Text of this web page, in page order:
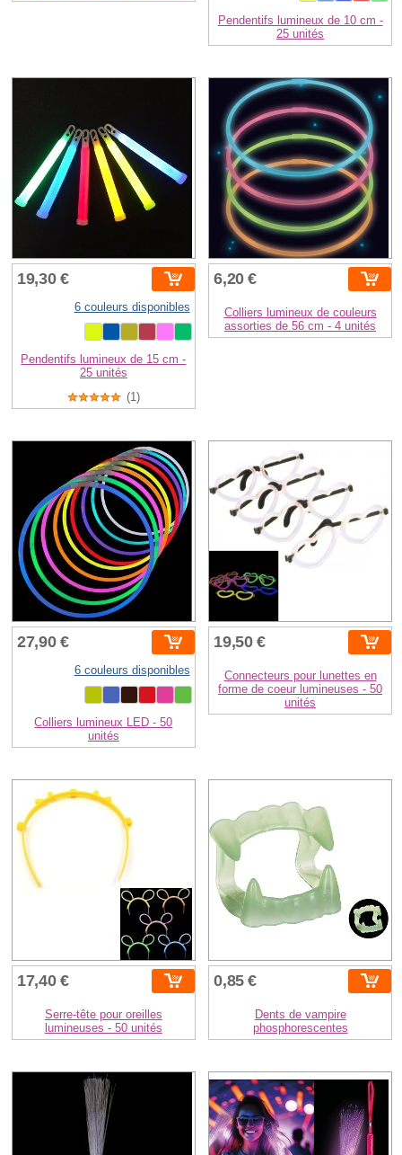
Pendentifs lumineux de 10 cm -
25 unités
19,30 €
6 couleurs disponibles
Pendentifs lumineux de 15 cm -
25 unités
(1)
6,20 €
Colliers lumineux de couleurs
assorties de 56 cm - 4 unités
27,90 €
6 couleurs disponibles
Colliers lumineux LED - 50
unités
19,50 €
Connecteurs pour lunettes en
forme de coeur lumineuses - 50
unités
17,40 €
Serre-tête pour oreilles
lumineuses - 50 unités
0,85 €
Dents de vampire
phosphorescentes